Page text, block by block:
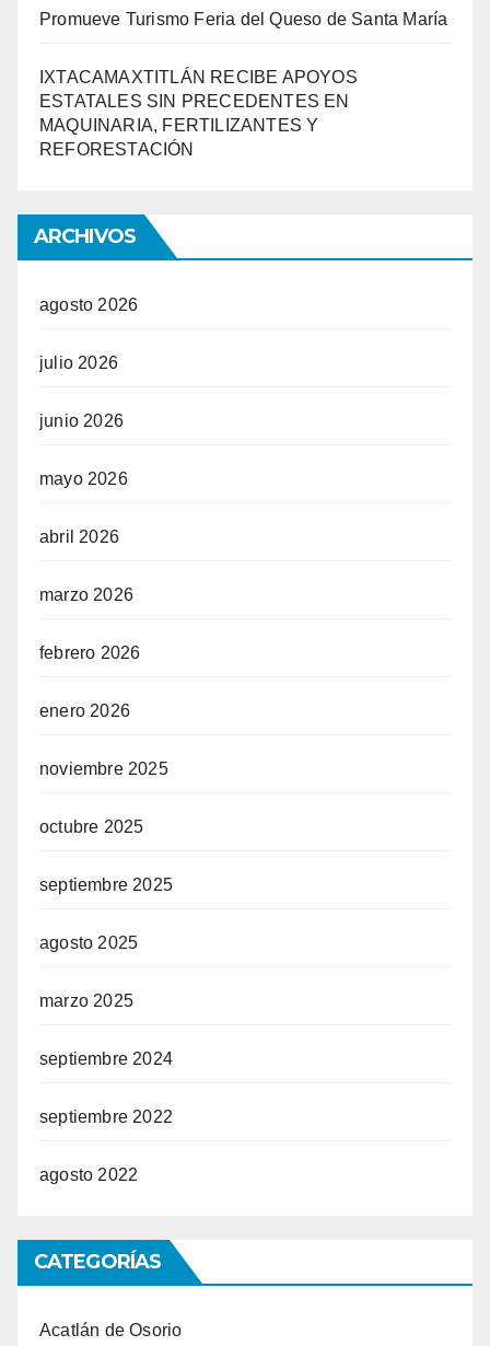
Promueve Turismo Feria del Queso de Santa María
IXTACAMAXTITLÁN RECIBE APOYOS
ESTATALES SIN PRECEDENTES EN
MAQUINARIA, FERTILIZANTES Y
REFORESTACIÓN
ARCHIVOS
agosto 2026
julio 2026
junio 2026
mayo 2026
abril 2026
marzo 2026
febrero 2026
enero 2026
noviembre 2025
octubre 2025
septiembre 2025
agosto 2025
marzo 2025
septiembre 2024
septiembre 2022
agosto 2022
CATEGORÍAS
Acatlán de Osorio